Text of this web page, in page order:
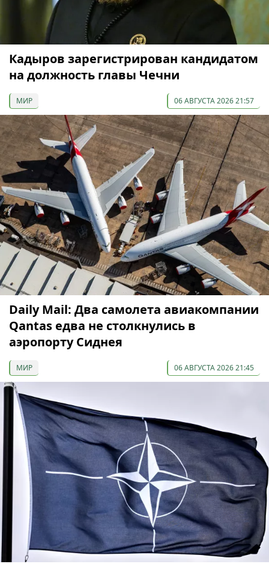
Кадыров зарегистрирован кандидатом
на должность главы Чечни
МИР 06 АВГУСТА 2026 21:57
Daily Mail: Два самолета авиакомпании
Qantas едва не столкнулись в
аэропорту Сиднея
МИР 06 АВГУСТА 2026 21:45